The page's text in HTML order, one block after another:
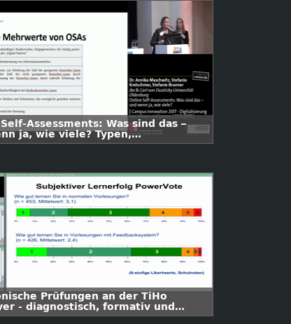
Assessments: Was sind das –
ja, wie viele? Typen,
und Good Practices
Prüfungen an der TiHo
- diagnostisch, formativ und